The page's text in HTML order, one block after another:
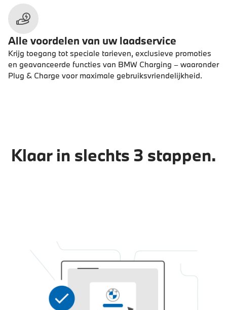
Alle voordelen van uw laadservice
Krijg toegang tot speciale tarieven, exclusieve promoties
en geavanceerde functies van BMW Charging – waaronder
Plug & Charge voor maximale gebruiksvriendelijkheid.
Klaar in slechts 3 stappen.